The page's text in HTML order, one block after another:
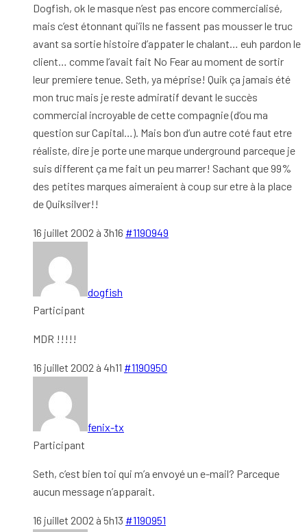
Dogfish, ok le masque n’est pas encore commercialisé,
mais c’est étonnant qui’ils ne fassent pas mousser le truc
avant sa sortie histoire d’appater le chalant… euh pardon le
client… comme l’avait fait No Fear au moment de sortir
leur premiere tenue. Seth, ya méprise! Quik ça jamais été
mon truc mais je reste admiratif devant le succès
commercial incroyable de cette compagnie (d’ou ma
question sur Capital…). Mais bon d’un autre coté faut etre
réaliste, dire je porte une marque underground parceque je
suis different ça me fait un peu marrer! Sachant que 99%
des petites marques aimeraient à coup sur etre à la place
de Quiksilver!!
16 juillet 2002 à 3h16 #1190949
dogfish
Participant
MDR !!!!!
16 juillet 2002 à 4h11 #1190950
fenix-tx
Participant
Seth, c’est bien toi qui m’a envoyé un e-mail? Parceque
aucun message n’apparait.
16 juillet 2002 à 5h13 #1190951